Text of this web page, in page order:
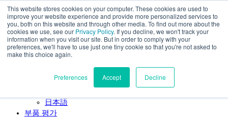
This website stores cookies on your computer. These cookies are used to
improve your website experience and provide more personalized services to
you, both on this website and through other media. To find out more about the
cookies we use, see our Privacy Policy. If you decline, we won't track your
information when you visit our site. But in order to comply with your
preferences, we'll have to use just one tiny cookie so that you're not asked to
make this choice again.
Preferences Accept Decline
주요 콘텐츠로 건너뛰기
SPEE3D
한국어
English
Español
Français
日本語
부품 평가